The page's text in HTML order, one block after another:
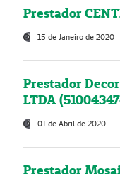
Prestador
15 de Janeiro de 2020
Prestador
LTDA
01 de Abril de 2020
Prestador